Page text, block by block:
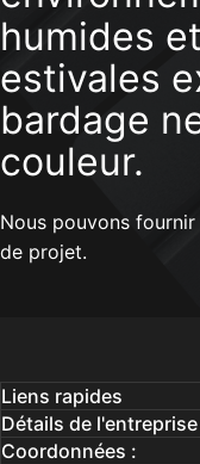
humides et
estivales
bardage
couleur.
Nous pouvons
de projet.
Liens rapides
Détails de l'entreprise
Coordonnées :